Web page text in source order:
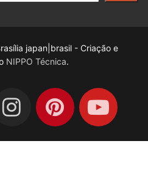
japan|brasil - Criação e
NIPPO Técnica.